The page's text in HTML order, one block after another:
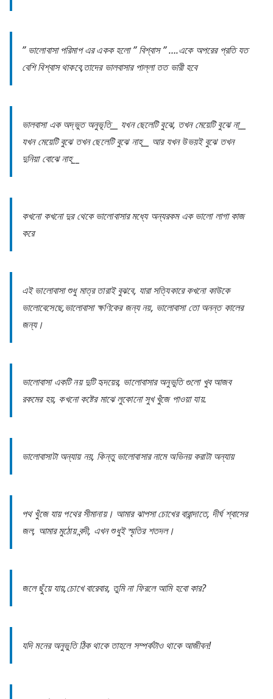
” ভালোবাসা পরিমাপ এর একক হলো ” বিশ্বাস ” ….একে অপরের প্রতি যত
বেশি বিশ্বাস থাকবে,তাদের ভালবাসার পাল্লা তত ভারী হবে
ভালবাসা এক অদ্ভুত অনুভূতি__ যখন ছেলেটি বুঝে, তখন মেয়েটি বুঝে না__
যখন মেয়েটি বুঝে তখন ছেলেটি বুঝে নাহ__ আর যখন উভয়ই বুঝে তখন
দুনিয়া বোঝে নাহ__
কখনো কখনো দুর থেকে ভালোবাসার মধ্যে অন্যরকম এক ভালো লাগা কাজ
করে
এই ভালোবাসা শুধু মাত্র তারাই বুঝবে, যারা সত্যিকারে কখনো কাউকে
ভালোবেসেছে,ভালোবাসা ক্ষণিকের জন্য নয়, ভালোবাসা তো অনন্ত কালের
জন্য।
ভালোবাসা একটি নয় দুটি হৃদয়ের, ভালোবাসার অনুভুতি গুলো খুব আজব
রকমের হয়, কখনো কষ্টের মাঝে লুকোনো সুখ খুঁজে পাওয়া যায়.
ভালোবাসাটা অন্যায় নয়, কিন্তু ভালোবাসার নামে অভিনয় করাটা অন্যায়
পথ খুঁজে যায় পথের সীমানায়। আমার ঝাপসা চোখের বারান্দাতে, দীর্ঘ শ্বাসের
জল, আমার মুঠোয় বন্দী, এখন শুধুই স্মৃতির শতদল।
জলে ছুঁয়ে যায়,চোখে বারেবার, তুমি না ফিরলে আমি হবো কার?
যদি মনের অনুভুতি ঠিক থাকে তাহলে সম্পর্কটাও থাকে আজীবন!